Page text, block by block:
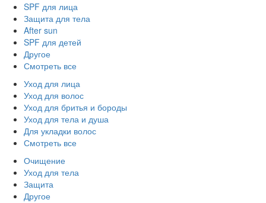
SPF для лица
Защита для тела
After sun
SPF для детей
Другое
Смотреть все
Уход для лица
Уход для волос
Уход для бритья и бороды
Уход для тела и душа
Для укладки волос
Смотреть все
Очищение
Уход для тела
Защита
Другое